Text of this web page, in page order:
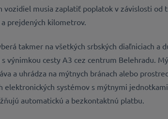
vozidiel musia zaplatiť poplatok v závislosti od
prejdených kilometrov.
takmer na všetkých srbských diaľniciach a
s výnimkou cesty A3 cez centrum Belehradu.
a uhrádza na mýtnych bránach alebo
elektronických systémov s mýtnymi jednotkami
automatickú a bezkontaktnú platbu.